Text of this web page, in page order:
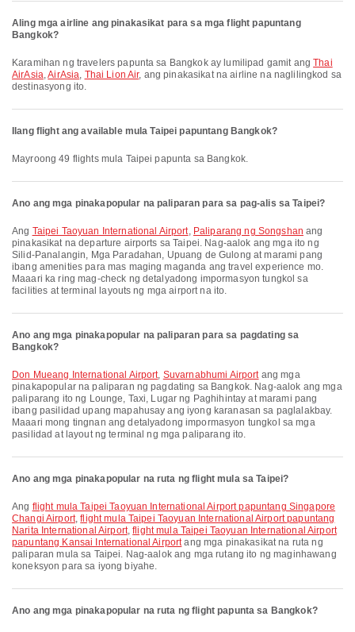
Aling mga airline ang pinakasikat para sa mga flight papuntang
Bangkok?
Karamihan ng travelers papunta sa Bangkok ay lumilipad gamit angThai
AirAsia,AirAsia, Thai Lion Air, ang pinakasikat na airline na naglilingkod sa
destinasyong ito.
Ilang flight ang available mula Taipei papuntang Bangkok?
Mayroong 49 flights mula Taipei papunta sa Bangkok.
Ano ang mga pinakapopular na paliparan para sa pag-alis sa Taipei?
Ang Taipei Taoyuan International Airport, Paliparang ng Songshan ang
pinakasikat na departure airports sa Taipei. Nag-aalok ang mga ito ng
Silid-Panalangin, Mga Paradahan, Upuang de Gulong at marami pang
ibang amenities para mas maging maganda ang travel experience mo.
Maaari ka ring mag-check ng detalyadong impormasyon tungkol sa
facilities at terminal layouts ng mga airport na ito.
Ano ang mga pinakapopular na paliparan para sa pagdating sa
Bangkok?
Don Mueang International Airport, Suvarnabhumi Airportang mga
pinakapopular na paliparan ng pagdating sa Bangkok. Nag-aalok ang mga
paliparang ito ng Lounge, Taxi, Lugar ng Paghihintay at marami pang
ibang pasilidad upang mapahusay ang iyong karanasan sa paglalakbay.
Maaari mong tingnan ang detalyadong impormasyon tungkol sa mga
pasilidad at layout ng terminal ng mga paliparang ito.
Ano ang mga pinakapopular na ruta ng flight mula sa Taipei?
Ang flight mula Taipei Taoyuan International Airport papuntang Singapore
Changi Airport,flight mula Taipei Taoyuan International Airport papuntang
Narita International Airport,flight mula Taipei Taoyuan International Airport
papuntang Kansai International Airportang mga pinakasikat na ruta ng
paliparan mula sa Taipei. Nag-aalok ang mga rutang ito ng maginhawang
koneksyon para sa iyong biyahe.
Ano ang mga pinakapopular na ruta ng flight papunta sa Bangkok?